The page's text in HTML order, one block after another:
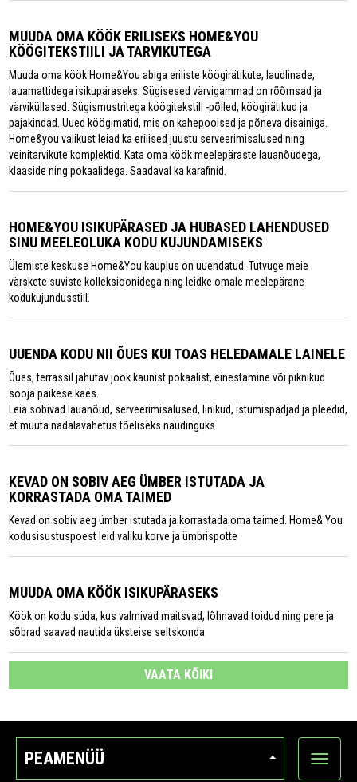
MUUDA OMA KÖÖK ERILISEKS HOME&YOU
KÖÖGITEKSTIILI JA TARVIKUTEGA
Muuda oma köök Home&You abiga eriliste köögirätikute, laudlinade,
lauamattidega isikupäraseks. Sügisesed värvigammad on rõõmsad ja
värviküllased. Sügismustritega köögitekstill -põlled, köögirätikud ja
pajakindad. Uued köögimatid, mis on kahepoolsed ja põneva disainiga.
Home&you valikust leiad ka erilised juustu serveerimisalused ning
veinitarvikute komplektid. Kata oma köök meelepäraste lauanõudega,
klaaside ning pokaalidega. Saadaval ka karafinid.
HOME&YOU ISIKUPÄRASED JA HUBASED LAHENDUSED
SINU MEELEOLUKA KODU KUJUNDAMISEKS
Ülemiste keskuse Home&You kauplus on uuendatud. Tutvuge meie
värskete suviste kolleksioonidega ning leidke omale meelepärane
kodukujundusstiil.
UUENDA KODU NII ÕUES KUI TOAS HELEDAMALE LAINELE
Õues, terrassil jahutav jook kaunist pokaalist, einestamine või piknikud
sooja päikese käes.
Leia sobivad lauanõud, serveerimisalused, linikud, istumispadjad ja pleedid,
et muuta nädalavahetus tõeliseks naudinguks.
KEVAD ON SOBIV AEG ÜMBER ISTUTADA JA
KORRASTADA OMA TAIMED
Kevad on sobiv aeg ümber istutada ja korrastada oma taimed. Home& You
kodusisustuspoest leid valiku korve ja ümbrispotte
MUUDA OMA KÖÖK ISIKUPÄRASEKS
Köök on kodu süda, kus valmivad maitsvad, lõhnavad toidud ning pere ja
sõbrad saavad nautida üksteise seltskonda
VAATA KÕIKI
PEAMENÜÜ
Ava